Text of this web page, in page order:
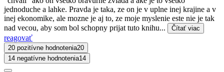
jednoduche a lahke. Pravda je taka, ze on je v uplne inej krajine a v
inej ekonomike, ale mozne je aj to, ze moje myslenie este nie je tak
nad vecou, aby som bol schopny prijat tuto knihu...
Čítať viac
reagovať
20 pozitívne hodnotenia20
14 negatívne hodnotenia14